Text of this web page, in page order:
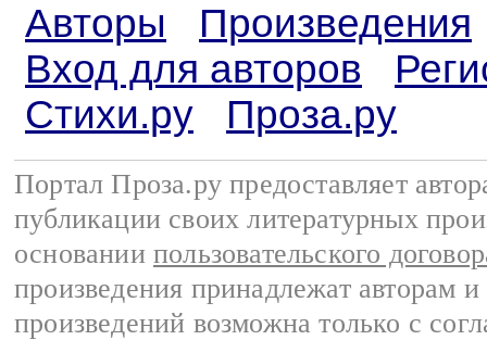
Авторы
Произведения
Вход для авторов
Стихи.ру
Проза.ру
Портал Проза.ру предоставляет
публикации своих литературных
основании пользовательского
произведения принадлежат авторам
произведений возможна только с